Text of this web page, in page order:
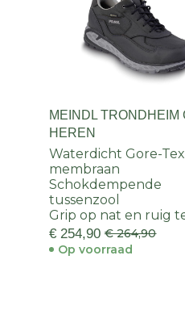
MEINDL TRONDHEIM
HEREN
Waterdicht Gore-Tex
membraan
Schokdempende
tussenzool
Grip op nat en ruig
€ 254,90 € 264,90
Op voorraad